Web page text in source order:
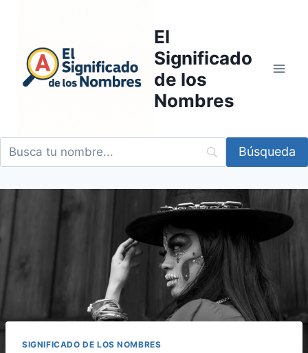
contenido
El
Significado
de los
Nombres
SIGNIFICADO DE LOS NOMBRES